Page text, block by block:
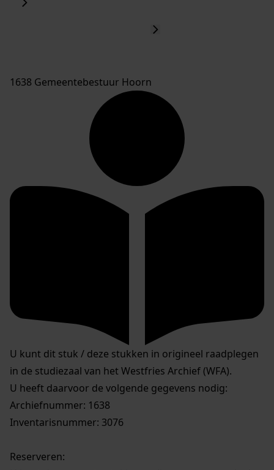
1638 Gemeentebestuur Hoorn
U kunt dit stuk / deze stukken in origineel raadplegen
in de studiezaal van het Westfries Archief (WFA).
U heeft daarvoor de volgende gegevens nodig:
Archiefnummer: 1638
Inventarisnummer: 3076
Reserveren: